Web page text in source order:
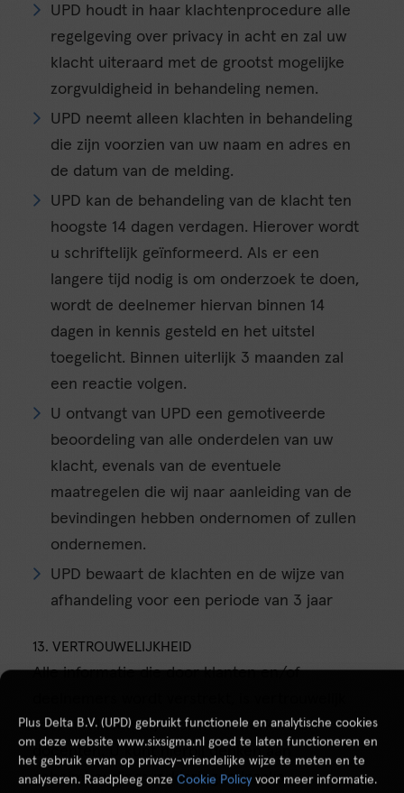
Plus Delta B.V. (UPD) gebruikt functionele en analytische cookies
om deze website www.sixsigma.nl goed te laten functioneren en
het gebruik ervan op privacy-vriendelijke wijze te meten en te
analyseren. Raadpleeg onze Cookie Policy voor meer informatie.
UPD houdt in haar klachtenprocedure alle
regelgeving over privacy in acht en zal uw
klacht uiteraard met de grootst mogelijke
zorgvuldigheid in behandeling nemen.
UPD neemt alleen klachten in behandeling
die zijn voorzien van uw naam en adres en
de datum van de melding.
UPD kan de behandeling van de klacht ten
hoogste 14 dagen verdagen. Hierover wordt
u schriftelijk geïnformeerd. Als er een
langere tijd nodig is om onderzoek te doen,
wordt de deelnemer hiervan binnen 14
dagen in kennis gesteld en het uitstel
toegelicht. Binnen uiterlijk 3 maanden zal
een reactie volgen.
U ontvangt van UPD een gemotiveerde
beoordeling van alle onderdelen van uw
klacht, evenals van de eventuele
maatregelen die wij naar aanleiding van de
bevindingen hebben ondernomen of zullen
ondernemen.
UPD bewaart de klachten en de wijze van
afhandeling voor een periode van 3 jaar
13. VERTROUWELIJKHEID
Alle informatie die door klanten en/of
voor het instituut, haar medewerkers en
docenten. U kunt hierbij denken aan
geheimhoudingsverklaringen inzake